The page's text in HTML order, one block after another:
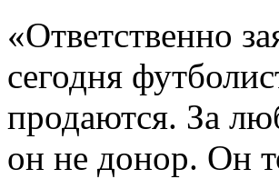
«Ответственно
сегодня
продаются. За
он не донор. Он